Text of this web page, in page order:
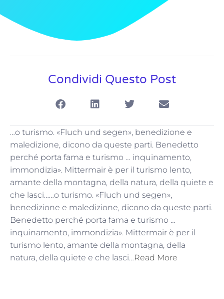
Condividi Questo Post
…o turismo. «Fluch und segen», benedizione e
maledizione, dicono da queste parti. Benedetto
perché porta fama e turismo … inquinamento,
immondizia». Mittermair è per il turismo lento,
amante della montagna, della natura, della quiete e
che lasci……o turismo. «Fluch und segen»,
benedizione e maledizione, dicono da queste parti.
Benedetto perché porta fama e turismo …
inquinamento, immondizia». Mittermair è per il
turismo lento, amante della montagna, della
natura, della quiete e che lasci…Read More